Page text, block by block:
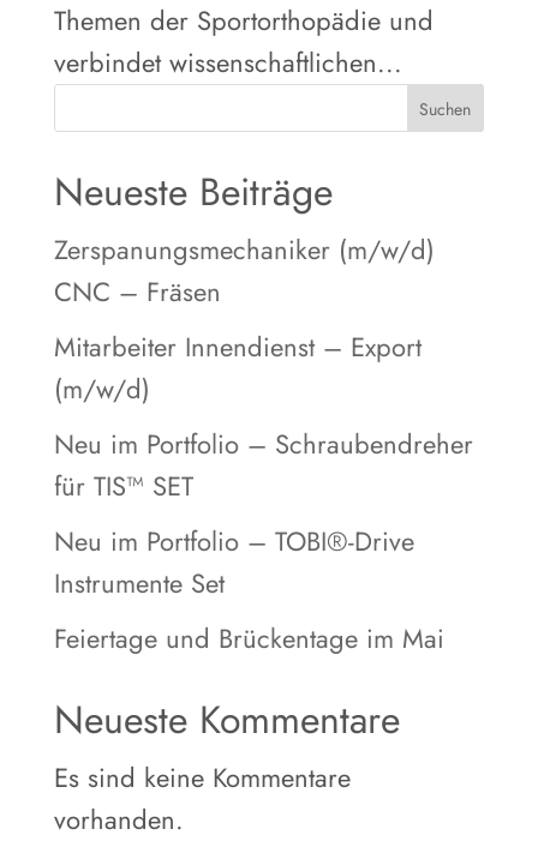
Themen der Sportorthopädie und
verbindet wissenschaftlichen...
Suchen
Neueste Beiträge
Zerspanungsmechaniker (m/w/d)
CNC – Fräsen
Mitarbeiter Innendienst – Export
(m/w/d)
Neu im Portfolio – Schraubendreher
für TIS™ SET
Neu im Portfolio – TOBI®-Drive
Instrumente Set
Feiertage und Brückentage im Mai
Neueste Kommentare
Es sind keine Kommentare
vorhanden.